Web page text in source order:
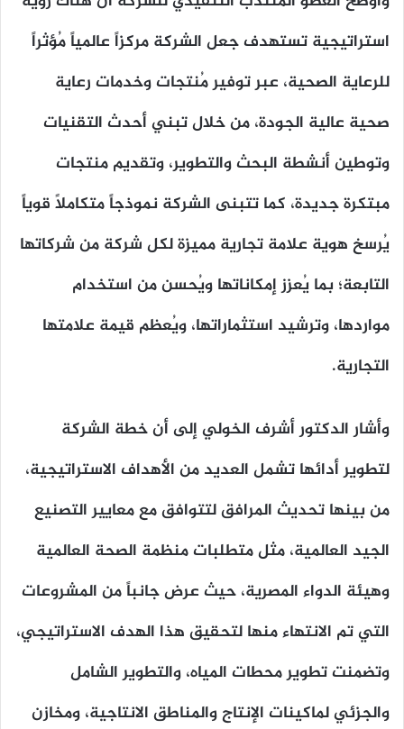
استراتيجية تستهدف جعل الشركة مركزاً عالمياً مُؤثراً
للرعاية الصحية، عبر توفير مُنتجات وخدمات رعاية
صحية عالية الجودة، من خلال تبني أحدث التقنيات
وتوطين أنشطة البحث والتطوير، وتقديم منتجات
مبتكرة جديدة، كما تتبنى الشركة نموذجاً متكاملاً قوياً
يُرسخ هوية علامة تجارية مميزة لكل شركة من شركاتها
التابعة؛ بما يُعزز إمكاناتها ويُحسن من استخدام
مواردها، وترشيد استثماراتها، ويُعظم قيمة علامتها
التجارية.
وأشار الدكتور أشرف الخولي إلى أن خطة الشركة
لتطوير أدائها تشمل العديد من الأهداف الاستراتيجية،
من بينها تحديث المرافق لتتوافق مع معايير التصنيع
الجيد العالمية، مثل متطلبات منظمة الصحة العالمية
وهيئة الدواء المصرية، حيث عرض جانباً من المشروعات
التي تم الانتهاء منها لتحقيق هذا الهدف الاستراتيجي،
وتضمنت تطوير محطات المياه، والتطوير الشامل
والجزئي لماكينات الإنتاج والمناطق الانتاجية، ومخازن